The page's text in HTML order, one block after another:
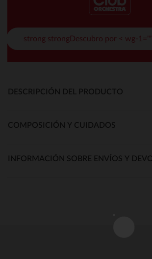
strong strongDescubro por < wg-
DESCRIPCIÓN DEL PRODUCTO
COMPOSICIÓN Y CUIDADOS
INFORMACIÓN SOBRE ENVÍOS Y